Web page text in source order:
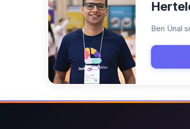
Ben Ünal